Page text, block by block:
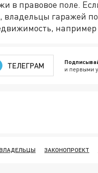
в правовое поле.
владельцы гаражей
ТЕЛЕГРАМ и первыми
ЗАКОНОПРОЕКТ